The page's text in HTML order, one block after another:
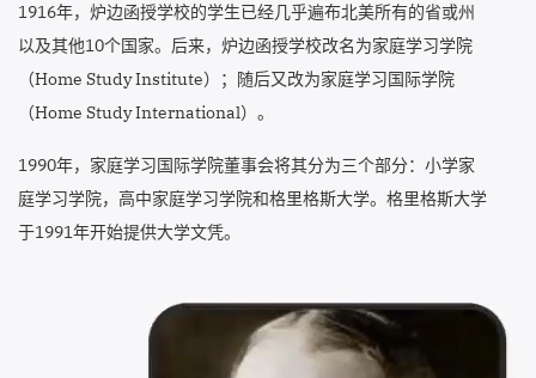
1916年，炉边函授学校的学生已经几乎遍布北美所有的省或州
以及其他10个国家。后来，炉边函授学校改名为家庭学习学院
（Home Study Institute）；随后又改为家庭学习国际学院
（Home Study International）。
1990年，家庭学习国际学院董事会将其分为三个部分：小学家
庭学习学院，高中家庭学习学院和格里格斯大学。格里格斯大学
于1991年开始提供大学文凭。